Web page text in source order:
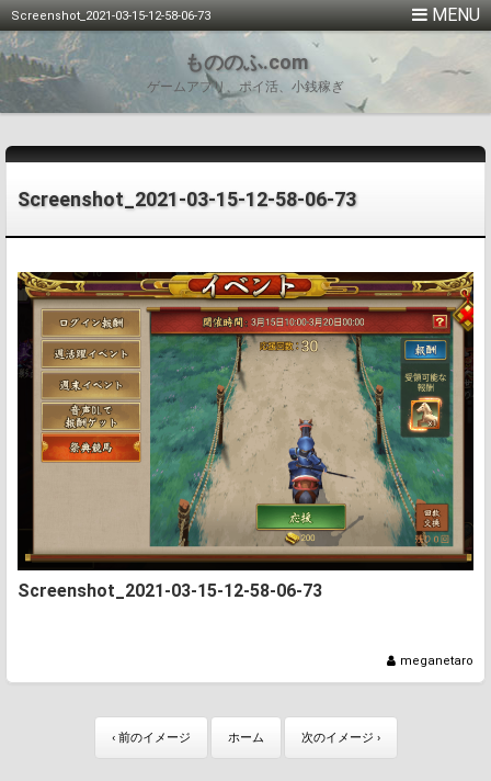
Screenshot_2021-03-15-12-58-06-73
もののふ.com
ゲームアプリ、ポイ活、小銭稼ぎ
Screenshot_2021-03-15-12-58-06-73
Screenshot_2021-03-15-12-58-06-73
meganetaro
‹ 前のイメージ ホーム 次のイメージ ›